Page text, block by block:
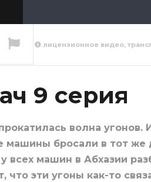
Сейчас вы смотрите
лицензионное видео,
9 серия
волна угонов.
машины бросали в тот же
всех машин в Абхазии
что эти угоны как-то